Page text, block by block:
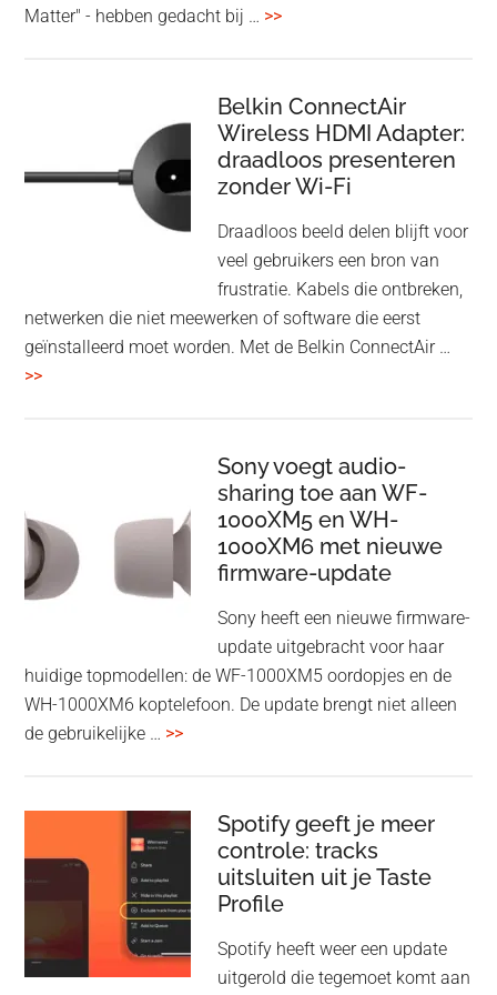
Matter" - hebben gedacht bij … >>overHoofdtelefoon
Speaker
in
een
twist
Belkin ConnectAir
Wireless HDMI Adapter:
draadloos presenteren
zonder Wi-Fi
Draadloos beeld delen blijft voor
veel gebruikers een bron van
frustratie. Kabels die ontbreken,
netwerken die niet meewerken of software die eerst
geïnstalleerd moet worden. Met de Belkin ConnectAir …
>>overBelkin
draadloos
presenteren
zonder
Wi-
Sony voegt audio-
sharing toe aan WF-
1000XM5 en WH-
1000XM6 met nieuwe
firmware-update
Sony heeft een nieuwe firmware-
update uitgebracht voor haar
huidige topmodellen: de WF-1000XM5 oordopjes en de
WH-1000XM6 koptelefoon. De update brengt niet alleen
de gebruikelijke … >>overSony
sharing
WF-
en
Spotify geeft je meer
controle: tracks
uitsluiten uit je Taste
Profile
Spotify heeft weer een update
uitgerold die tegemoet komt aan